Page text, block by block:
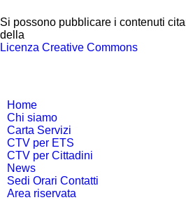
Si possono pubblicare i contenuti
della
Licenza Creative Commons
Home
Chi siamo
Carta Servizi
CTV per ETS
CTV per Cittadini
News
Sedi Orari Contatti
Area riservata